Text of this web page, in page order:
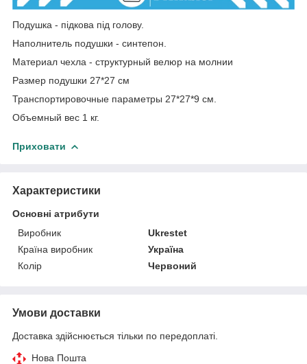
Подушка - підкова під голову.
Наполнитель подушки - синтепон.
Материал чехла - структурный велюр на молнии
Размер подушки 27*27 см
Транспортировочные параметры 27*27*9 см.
Объемный вес 1 кг.
Приховати
Характеристики
Основні атрибути
Виробник
Ukrestet
Країна виробник
Україна
Колір
Червоний
Умови доставки
Доставка здійснюється тільки по передоплаті.
Нова Пошта